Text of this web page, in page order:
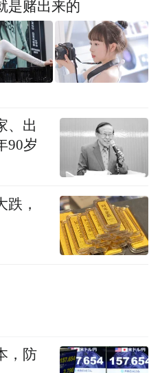
筑未来。此次交通银
度融合，既搭建了跨
展现了国有金融机构
任担当。未来，交通
文旅协同发展的新篇
是赌出来的
、出
90岁
跌，
，防